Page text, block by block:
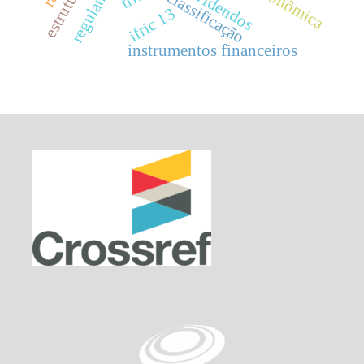
classificação
instrumentos financeiros
ifric 13